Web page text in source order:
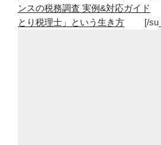
ンスの税務調査 実例&対応ガイド
とり税理士」という生き方 [/